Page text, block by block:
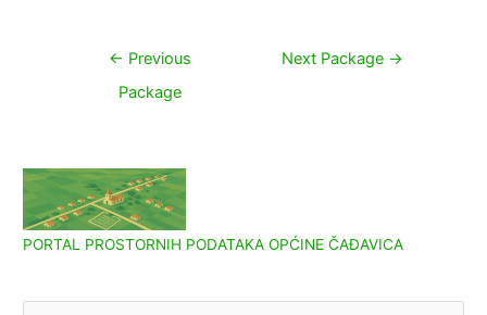
Navigacija
← Previous
Package
Next Package →
PORTAL PROSTORNIH PODATAKA OPĆINE ČAĐAVICA